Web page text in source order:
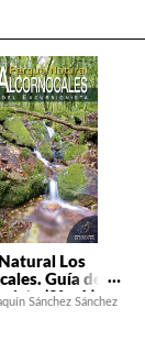
Los
Guía del
(2ª ed.)
Sánchez Sánchez